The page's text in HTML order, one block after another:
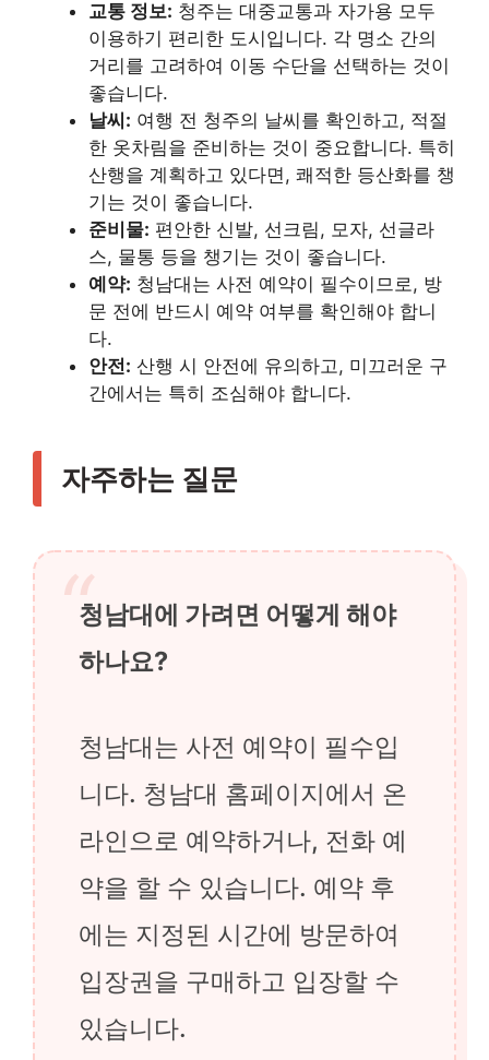
교통 정보: 청주는 대중교통과 자가용 모두
이용하기 편리한 도시입니다. 각 명소 간의
거리를 고려하여 이동 수단을 선택하는 것이
좋습니다.
날씨: 여행 전 청주의 날씨를 확인하고, 적절
한 옷차림을 준비하는 것이 중요합니다. 특히
산행을 계획하고 있다면, 쾌적한 등산화를 챙
기는 것이 좋습니다.
준비물: 편안한 신발, 선크림, 모자, 선글라
스, 물통 등을 챙기는 것이 좋습니다.
예약: 청남대는 사전 예약이 필수이므로, 방
문 전에 반드시 예약 여부를 확인해야 합니
다.
안전: 산행 시 안전에 유의하고, 미끄러운 구
간에서는 특히 조심해야 합니다.
자주하는 질문
청남대에 가려면 어떻게 해야
하나요?
청남대는 사전 예약이 필수입
니다. 청남대 홈페이지에서 온
라인으로 예약하거나, 전화 예
약을 할 수 있습니다. 예약 후
에는 지정된 시간에 방문하여
입장권을 구매하고 입장할 수
있습니다.